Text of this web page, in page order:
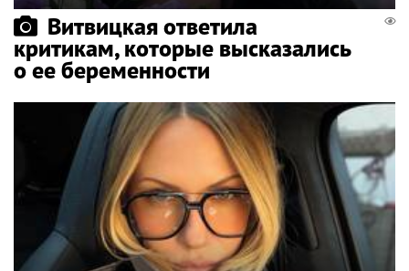
Витвицкая ответила
критикам, которые высказались
о ее беременности